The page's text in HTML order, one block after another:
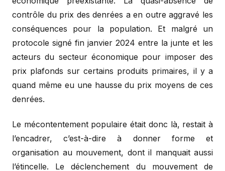
contrôle du prix des denrées a en outre aggravé les
conséquences pour la population. Et malgré un
protocole signé fin janvier 2024 entre la junte et les
acteurs du secteur économique pour imposer des
prix plafonds sur certains produits primaires, il y a
quand même eu une hausse du prix moyens de ces
denrées.
Le mécontentement populaire était donc là, restait à
l’encadrer, c’est-à-dire à donner forme et
organisation au mouvement, dont il manquait aussi
l’étincelle. Le déclenchement du mouvement de